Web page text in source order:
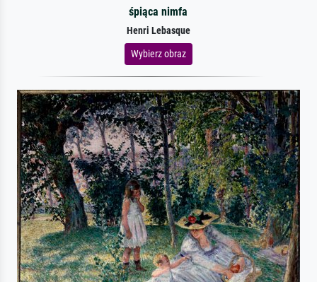
śpiąca nimfa
Henri Lebasque
Wybierz obraz